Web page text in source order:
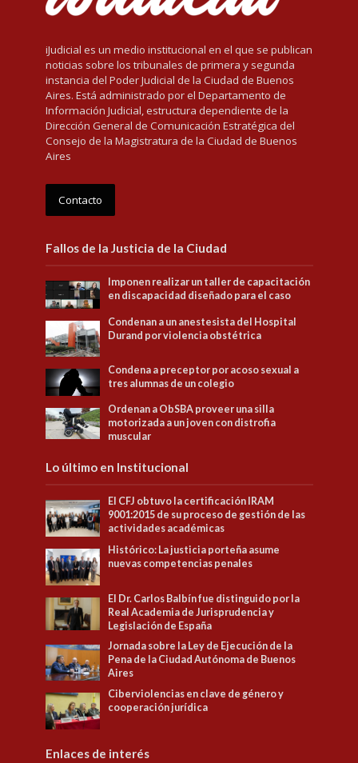
iJudicial es un medio institucional en el que se publican
noticias sobre los tribunales de primera y segunda
instancia del Poder Judicial de la Ciudad de Buenos
Aires. Está administrado por el Departamento de
Información Judicial, estructura dependiente de la
Dirección General de Comunicación Estratégica del
Consejo de la Magistratura de la Ciudad de Buenos
Aires
Contacto
Fallos de la Justicia de la Ciudad
Imponen realizar un taller de capacitación
en discapacidad diseñado para el caso
Condenan a un anestesista del Hospital
Durand por violencia obstétrica
Condena a preceptor por acoso sexual a
tres alumnas de un colegio
Ordenan a ObSBA proveer una silla
motorizada a un joven con distrofia
muscular
Lo último en Institucional
El CFJ obtuvo la certificación IRAM
9001:2015 de su proceso de gestión de las
actividades académicas
Histórico: La justicia porteña asume
nuevas competencias penales
El Dr. Carlos Balbín fue distinguido por la
Real Academia de Jurisprudencia y
Legislación de España
Jornada sobre la Ley de Ejecución de la
Pena de la Ciudad Autónoma de Buenos
Aires
Ciberviolencias en clave de género y
cooperación jurídica
Enlaces de interés